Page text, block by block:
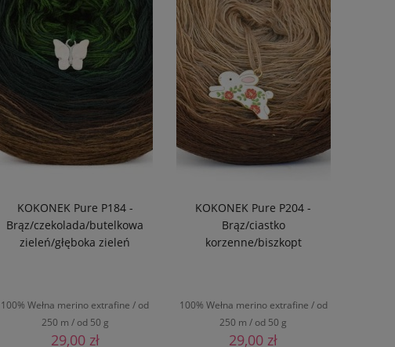
KOKONEK Pure P184 -
Brąz/czekolada/butelkowa
zieleń/głęboka zieleń
100% Wełna merino extrafine / od
250 m / od 50 g
29,00 zł
KOKONEK Pure P204 -
Brąz/ciastko
korzenne/biszkopt
100% Wełna merino extrafine / od
250 m / od 50 g
29,00 zł